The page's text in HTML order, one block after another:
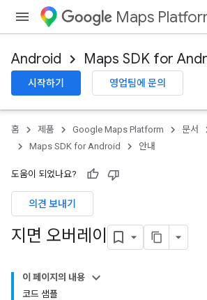
Maps
Android Maps SDK for
시작하기 영업팀에 문의
홈 제품 Google Maps Platform 문서
Maps SDK for Android
안내
도움이 되었나요?
의견 보내기
지면 오버레이
이 페이지의 내용
코드 샘플